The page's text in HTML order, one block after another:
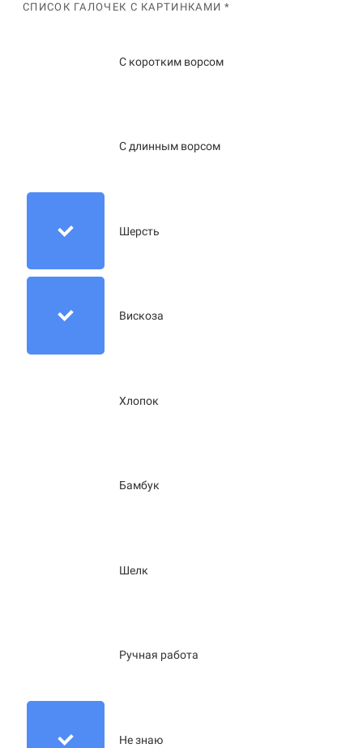
СПИСОК ГАЛОЧЕК С КАРТИНКАМИ *
С коротким ворсом
С длинным ворсом
Шерсть
Вискоза
Хлопок
Бамбук
Шелк
Ручная работа
Не знаю